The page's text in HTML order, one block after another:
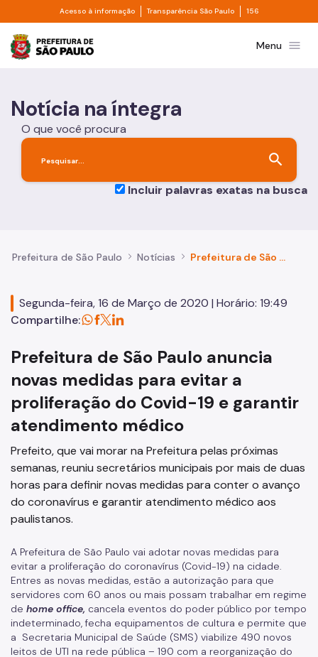
Pular para o Conteúdo principal
Acesso à informação Divisor de acesso à informação
Transparência São Paulo Divisor de
156
Prefeitura de São PauloMenu menu
Notícia na íntegra
O que você procura
search
Incluir palavras exatas na busca
Prefeitura de São Paulo Notícias Prefeitura de São Paulo anuncia novas medidas para evitar a proliferação do Covid-19 e garantir atendimento médico
Segunda-feira, 16 de Março de 2020 | Horário: 19:49
Compartilhe:
Prefeitura de São Paulo anuncia
novas medidas para evitar a
proliferação do Covid-19 e garantir
atendimento médico
Prefeito, que vai morar na Prefeitura pelas próximas
semanas, reuniu secretários municipais por mais de duas
horas para definir novas medidas para conter o avanço
do coronavírus e garantir atendimento médico aos
paulistanos.
A Prefeitura de São Paulo vai adotar novas medidas para
evitar a proliferação do coronavírus (Covid-19) na cidade.
Entres as novas medidas, estão a autorização para que
servidores com 60 anos ou mais possam trabalhar em regime
de home office, cancela eventos do poder público por tempo
indeterminado, fecha equipamentos de cultura e permite que
a Secretaria Municipal de Saúde (SMS) viabilize 490 novos
leitos de UTI na rede pública – 190 com a reorganização do